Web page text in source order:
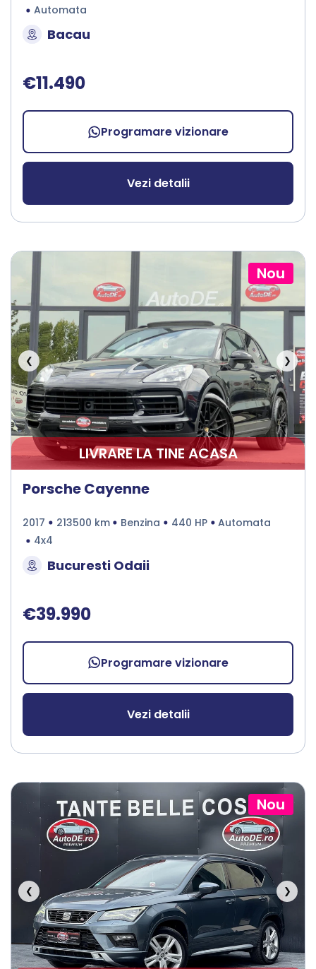
Automata
Bacau
€11.490
Programare vizionare
Vezi detalii
Nou
❮ ❯
LIVRARE LA TINE ACASA
Porsche Cayenne
2017 213500 km Benzina 440 HP
Automata
4x4
Bucuresti Odaii
€39.990
Programare vizionare
Vezi detalii
Nou
❮ ❯